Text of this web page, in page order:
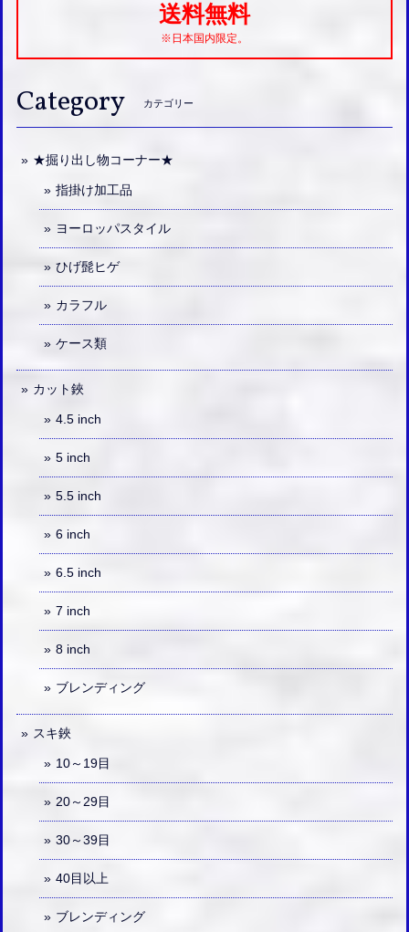
送料無料
※日本国内限定。
Category カテゴリー
★掘り出し物コーナー★
指掛け加工品
ヨーロッパスタイル
ひげ髭ヒゲ
カラフル
ケース類
カット鋏
4.5 inch
5 inch
5.5 inch
6 inch
6.5 inch
7 inch
8 inch
ブレンディング
スキ鋏
10～19目
20～29目
30～39目
40目以上
ブレンディング